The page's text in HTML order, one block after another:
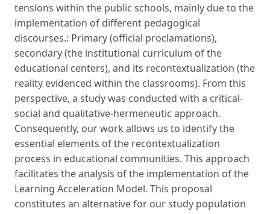
tensions within the public schools, mainly due to the
implementation of different pedagogical
discourses.: Primary (official proclamations),
secondary (the institutional curriculum of the
educational centers), and its recontextualization (the
reality evidenced within the classrooms). From this
perspective, a study was conducted with a critical-
social and qualitative-hermeneutic approach.
Consequently, our work allows us to identify the
essential elements of the recontextualization
process in educational communities. This approach
facilitates the analysis of the implementation of the
Learning Acceleration Model. This proposal
constitutes an alternative for our study population